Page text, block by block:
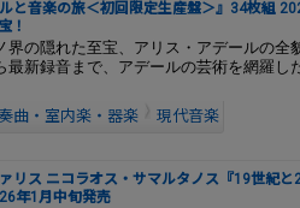
ルと音楽の旅＜初回限定生産盤＞』34枚組
！
界の隠れた至宝、アリス・アデールの全
最新録音まで、アデールの芸術を網羅し
曲・室内楽・器楽 現代音楽
リス ニコラオス・サマルタノス『19世紀と
年1月中旬発売